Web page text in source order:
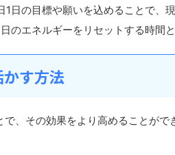
1日の目標や願いを込めることで、現
のエネルギーをリセットする時間と
す方法
、その効果をより高めることがで